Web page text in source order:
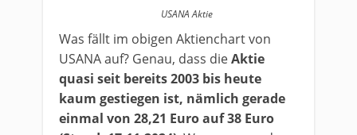
USANA Aktie
Was fällt im obigen Aktienchart von
USANA auf? Genau, dass dieAktie
quasi seit bereits 2003 bis heute
kaum gestiegen ist, nämlich gerade
einmal von 28,21 Euro auf 38 Euro